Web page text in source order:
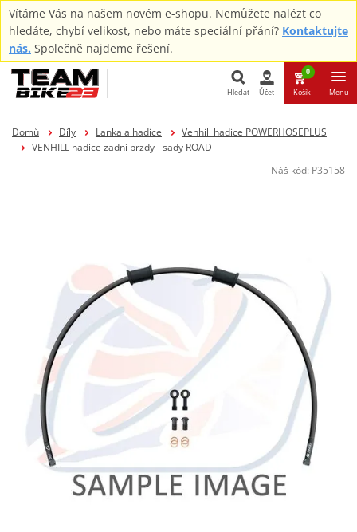
Vítáme Vás na našem novém e-shopu. Nemůžete nalézt co
hledáte, chybí velikost, nebo máte speciální přání? Kontaktujte
nás. Společně najdeme řešení.
Hledat
Hledat Účet
0
Košík Menu
Domů Díly Lanka a hadice
Venhill hadice POWERHOSEPLUS
VENHILL hadice zadní brzdy - sady ROAD
Náš kód: P35158